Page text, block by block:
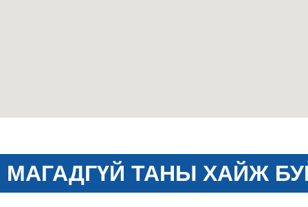
МАГАДГҮЙ ТАНЫ ХАЙЖ